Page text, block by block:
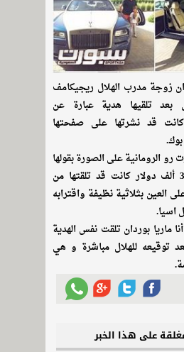
زوجة مدرب الهلال ريجيكامف
بعد تلقيها هدية عبارة عن
قد نشرتها على صفحتها
الرومانية على الصورة بقولها
ان السيارة ثمنها 300 ألف دولار كانت قد تلقتها من
العين بثلاثية نظيفة واقترابه
اسيا.
ماريا بوردان تلقت نفس الهدية
توقيعه للهلال مباشرة و هي
على هذا الخبر